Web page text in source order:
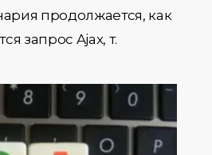
продолжается, как
запрос Ajax, т.